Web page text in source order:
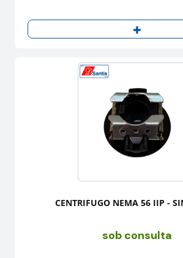
CENTRIFUGO NEMA 56 IIP -
sob consulta